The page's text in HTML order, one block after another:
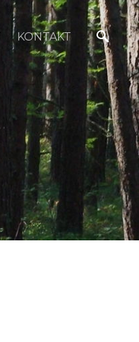
KONTAKT